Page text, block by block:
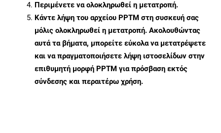
Περιμένετε να ολοκληρωθεί η μετατροπή.
Κάντε λήψη του αρχείου PPTM στη συσκευή σας
μόλις ολοκληρωθεί η μετατροπή. Ακολουθώντας
αυτά τα βήματα, μπορείτε εύκολα να μετατρέψετε
και να πραγματοποιήσετε λήψη ιστοσελίδων στην
επιθυμητή μορφή PPTM για πρόσβαση εκτός
σύνδεσης και περαιτέρω χρήση.